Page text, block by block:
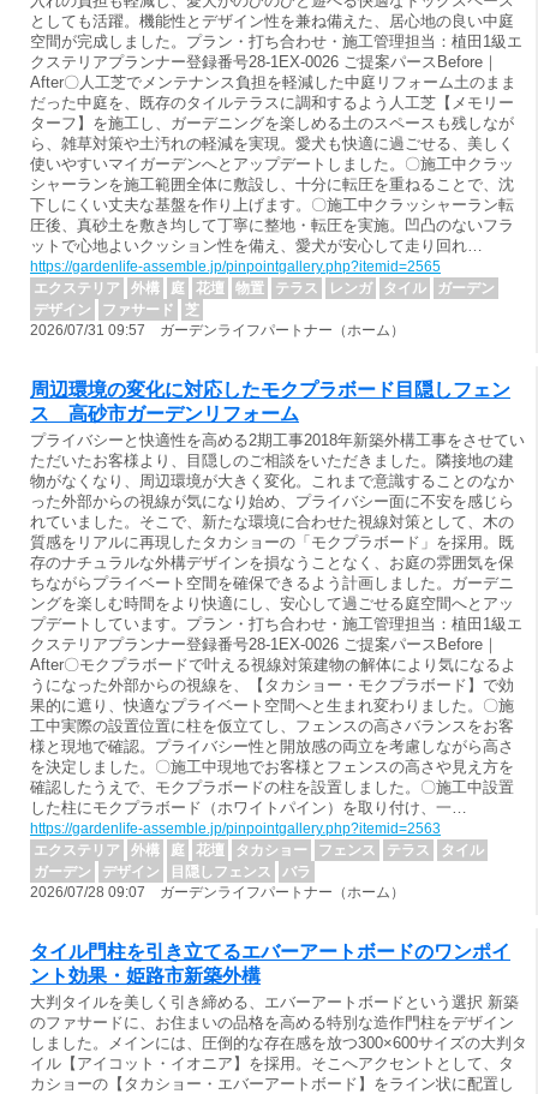
としても活躍。機能性とデザイン性を兼ね備えた、居心地の良い中庭
空間が完成しました。プラン・打ち合わせ・施工管理担当：植田1級エ
クステリアプランナー登録番号28-1EX-0026 ご提案パースBefore｜
After〇人工芝でメンテナンス負担を軽減した中庭リフォーム土のまま
だった中庭を、既存のタイルテラスに調和するよう人工芝【メモリー
ターフ】を施工し、ガーデニングを楽しめる土のスペースも残しなが
ら、雑草対策や土汚れの軽減を実現。愛犬も快適に過ごせる、美しく
使いやすいマイガーデンへとアップデートしました。〇施工中クラッ
シャーランを施工範囲全体に敷設し、十分に転圧を重ねることで、沈
下しにくい丈夫な基盤を作り上げます。〇施工中クラッシャーラン転
圧後、真砂土を敷き均して丁寧に整地・転圧を実施。凹凸のないフラ
ットで心地よいクッション性を備え、愛犬が安心して走り回れ…
https://gardenlife-assemble.jp/pinpointgallery.php?itemid=2565
エクステリア
外構 庭 花壇 物置 テラス レンガ タイル
ガーデン
デザイン
ファサード
芝
2026/07/31 09:57 ガーデンライフパートナー（ホーム）
周辺環境の変化に対応したモクプラボード目隠しフェン
ス 高砂市ガーデンリフォーム
プライバシーと快適性を高める2期工事2018年新築外構工事をさせてい
ただいたお客様より、目隠しのご相談をいただきました。隣接地の建
物がなくなり、周辺環境が大きく変化。これまで意識することのなか
った外部からの視線が気になり始め、プライバシー面に不安を感じら
れていました。そこで、新たな環境に合わせた視線対策として、木の
質感をリアルに再現したタカショーの「モクプラボード」を採用。既
存のナチュラルな外構デザインを損なうことなく、お庭の雰囲気を保
ちながらプライベート空間を確保できるよう計画しました。ガーデニ
ングを楽しむ時間をより快適にし、安心して過ごせる庭空間へとアッ
プデートしています。プラン・打ち合わせ・施工管理担当：植田1級エ
クステリアプランナー登録番号28-1EX-0026 ご提案パースBefore｜
After〇モクプラボードで叶える視線対策建物の解体により気になるよ
うになった外部からの視線を、【タカショー・モクプラボード】で効
果的に遮り、快適なプライベート空間へと生まれ変わりました。〇施
工中実際の設置位置に柱を仮立てし、フェンスの高さバランスをお客
様と現地で確認。プライバシー性と開放感の両立を考慮しながら高さ
を決定しました。〇施工中現地でお客様とフェンスの高さや見え方を
確認したうえで、モクプラボードの柱を設置しました。〇施工中設置
した柱にモクプラボード（ホワイトパイン）を取り付け、一…
https://gardenlife-assemble.jp/pinpointgallery.php?itemid=2563
エクステリア
外構 庭 花壇 タカショー フェンス テラス
タイル
ガーデン
デザイン 目隠しフェンス
バラ
2026/07/28 09:07 ガーデンライフパートナー（ホーム）
タイル門柱を引き立てるエバーアートボードのワンポイ
ント効果・姫路市新築外構
大判タイルを美しく引き締める、エバーアートボードという選択 新築
のファサードに、お住まいの品格を高める特別な造作門柱をデザイン
しました。メインには、圧倒的な存在感を放つ300×600サイズの大判タ
イル【アイコット・イオニア】を採用。そこへアクセントとして、タ
カショーの【タカショー・エバーアートボード】をライン状に配置し